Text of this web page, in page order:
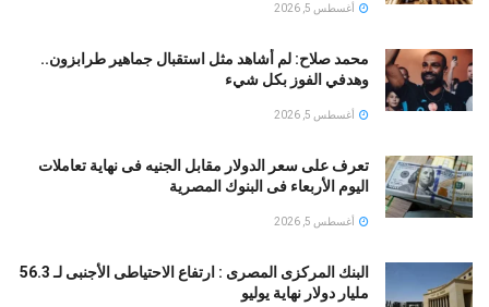
أغسطس 5, 2026
محمد صلاح: لم أشاهد مثل استقبال جماهير طرابزون..
وهدفي الفوز بكل شيء
أغسطس 5, 2026
تعرف على سعر الدولار مقابل الجنيه فى نهاية تعاملات
اليوم الأربعاء فى البنوك المصرية
أغسطس 5, 2026
البنك المركزى المصرى : ارتفاع الاحتياطى الأجنبى لـ 56.3
مليار دولار نهاية يوليو